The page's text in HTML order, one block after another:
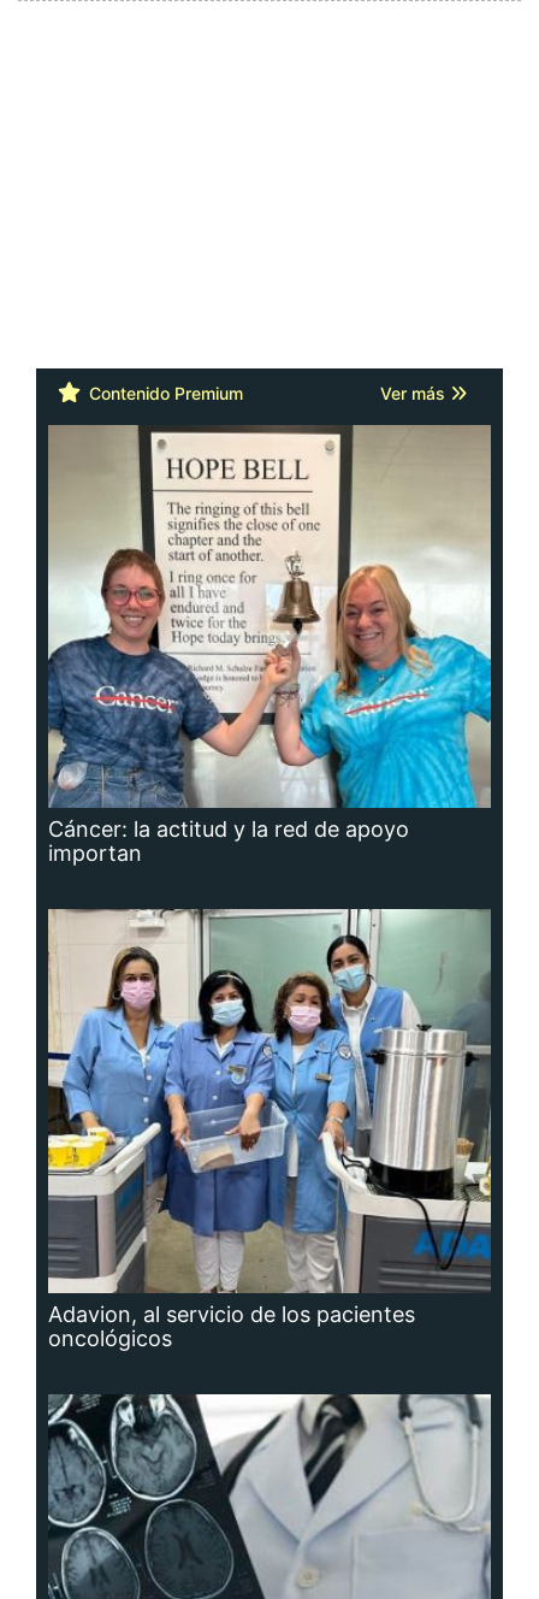
Contenido Premium Ver más
Cáncer: la actitud y la red de apoyo
importan
Adavion, al servicio de los pacientes
oncológicos